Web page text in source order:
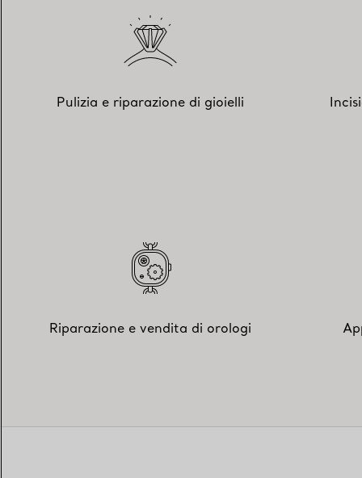
Pulizia e riparazione di gioielli
Riparazione e vendita di orologi